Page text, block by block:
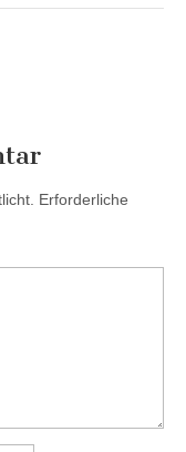
Erforderliche